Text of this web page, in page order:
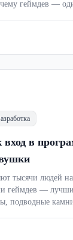
геймдев —
вход в
тысячи людей
геймдев —
подводные